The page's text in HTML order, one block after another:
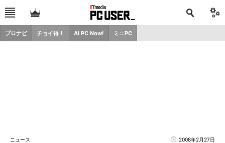
プロナビ チョイ得！ AI PC Now! ミニPC
ニュース 2008年2月27日